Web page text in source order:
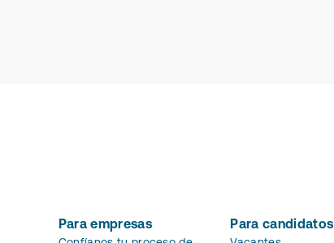
Para empresas Para candidatos